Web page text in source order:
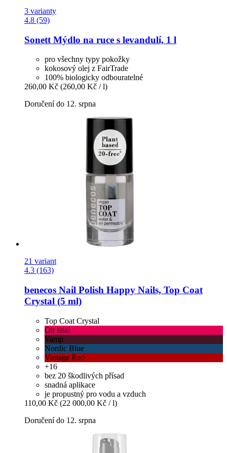
3 varianty
4.8 (59)
Sonett Mýdlo na ruce s levandulí, 1 l
pro všechny typy pokožky
kokosový olej z FairTrade
100% biologicky odbouratelné
260,00 Kč (260,00 Kč / l)
Doručení do 12. srpna
21 variant
4.3 (163)
benecos Nail Polish Happy Nails, Top Coat
Crystal (5 ml)
Top Coat Crystal
Oh lala!
Vamp
Nordic Blue
Vintage Red
+16
bez 20 škodlivých přísad
snadná aplikace
je propustný pro vodu a vzduch
110,00 Kč (22 000,00 Kč / l)
Doručení do 12. srpna